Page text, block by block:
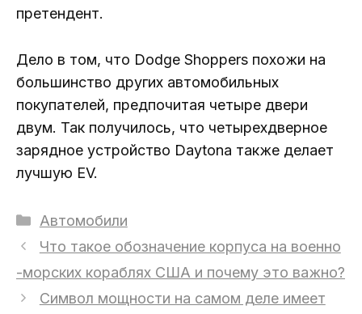
претендент.
Дело в том, что Dodge Shoppers похожи на
большинство других автомобильных
покупателей, предпочитая четыре двери
двум. Так получилось, что четырехдверное
зарядное устройство Daytona также делает
лучшую EV.
Рубрики
Автомобили
Что такое обозначение корпуса на военно
-морских кораблях США и почему это важно?
Символ мощности на самом деле имеет